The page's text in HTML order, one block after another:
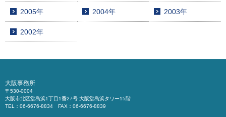
2005年 2004年 2003年
2002年
大阪事務所
〒530-0004
大阪市北区堂島浜1丁目1番27号 大阪堂島浜タワー15階
TEL：06-6676-8834 FAX：06-6676-8839